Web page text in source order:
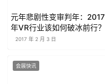
元年悲剧性变审判年：2017
年VR行业该如何破冰前行？
2017 年 2 月 3 日
会展快讯